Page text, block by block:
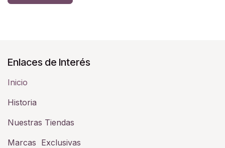
Enlaces de Interés
Inicio
Historia​
Nuestras Tiendas
Marcas Exclusivas